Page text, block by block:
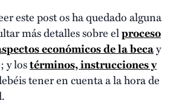
este post os ha quedado alguna
más detalles sobre elproceso
económicos de la becay
y lostérminos, instrucciones y
tener en cuenta a la hora de